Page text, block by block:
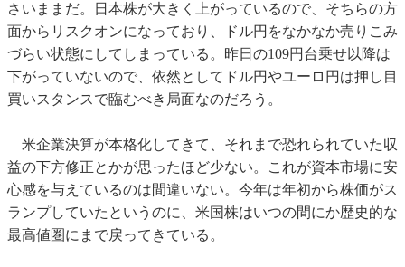
さいままだ。日本株が大きく上がっているので、そちらの方
面からリスクオンになっており、ドル円をなかなか売りこみ
づらい状態にしてしまっている。昨日の109円台乗せ以降は
下がっていないので、依然としてドル円やユーロ円は押し目
買いスタンスで臨むべき局面なのだろう。
米企業決算が本格化してきて、それまで恐れられていた収
益の下方修正とかが思ったほど少ない。これが資本市場に安
心感を与えているのは間違いない。今年は年初から株価がス
ランプしていたというのに、米国株はいつの間にか歴史的な
最高値圏にまで戻ってきている。